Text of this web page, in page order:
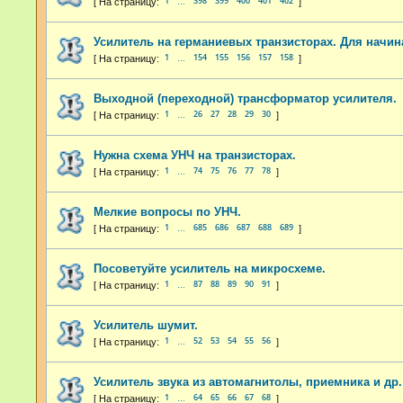
Усилитель на германиевых транзисторах. Для
1 154 155 156 157 158
Выходной (переходной) трансформатор усилителя.
1 26 27 28 29 30
Нужна схема УНЧ на транзисторах.
1 74 75 76 77 78
Мелкие вопросы по УНЧ.
1 685 686 687 688 689
Посоветуйте усилитель на микросхеме.
1 87 88 89 90 91
Усилитель шумит.
1 52 53 54 55 56
Усилитель звука из автомагнитолы, приемника и др.
1 64 65 66 67 68